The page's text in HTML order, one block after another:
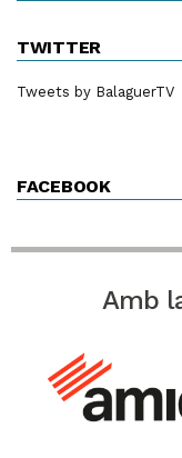
TWITTER
Tweets by BalaguerTV
FACEBOOK
Amb